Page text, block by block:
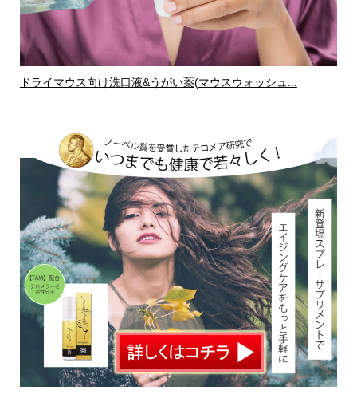
ドライマウス向け洗口液&うがい薬(マウスウォッシュ...